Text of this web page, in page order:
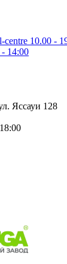
centre 10.00 -
- 14:00
Яссауи 128